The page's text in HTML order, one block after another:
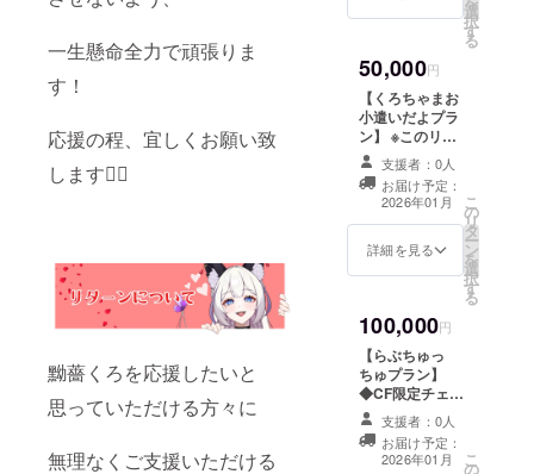
一生懸命全力で頑張りま
す！
応援の程、宜しくお願い致
します🙇‍♀️
黝薔くろを応援したいと
思っていただける方々に
無理なくご支援いただける
◇支援者様限定
進捗報告
URLでお渡しい
たします。 ◆CF
限定BIG缶バッ
ジ（ランダム３
種類中１種） ┗
サイズ：長方形
53×78mm ◇直
筆サイン入り
メッセージ色紙
◇CF限定チェキ
風カード（ラン
ダム３種類中１
89×63mm ◇あ
なたのお名前を
お呼びしてお礼
させていただき
ます。 ┣１０秒
ほどの動画音声
データをメール
にてURLでお渡
しとなります。
選
択
す
る
50,000円
【くろちゃまお
小遣いだよプラ
ン】 ※このリ
ターンは3,000円
のリターンと同
じ内容になりま
す。 ◆初配信内
のスライドにお
名前掲載 ┗ 備考
援者様限定プロ
ジェクトの進捗
報告
支援者：0人
お届け予定：
2026年01月
詳細を見る
こ
の
リ
タ
ー
ン
を
選
択
す
る
100,000円
【らぶちゅっ
ちゅプラン】
◆CF限定チェキ
風カード（ラン
ダム３種類中２
種） ┗サイズ：
89×63mm ◆CF
支援者：0人
お届け予定：
2026年01月
こ
の